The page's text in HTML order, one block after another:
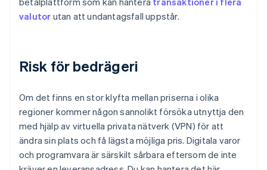
valutor utan att undantagsfall uppstår.
Risk för bedrägeri
Om det finns en stor klyfta mellan priserna i olika
regioner kommer någon sannolikt försöka utnyttja den
med hjälp av virtuella privata nätverk (VPN) för att
ändra sin plats och få lägsta möjliga pris. Digitala varor
och programvara är särskilt sårbara eftersom de inte